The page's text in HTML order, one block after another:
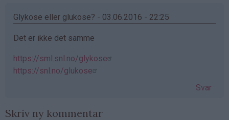
Glykose eller glukose? - 03.06.2016 - 22:25
Det er ikke det samme
https://sml.snl.no/glykose
https://snl.no/glukose
Svar
Skriv ny kommentar